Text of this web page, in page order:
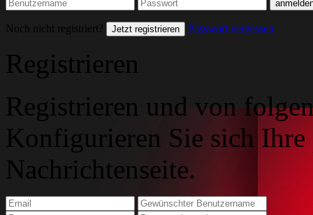
Noch nicht registriert? Jetzt registrieren Passwort vergessen
Registrieren
Registrieren und von
Konfigurieren Sie sich
Nachrichtenseite.